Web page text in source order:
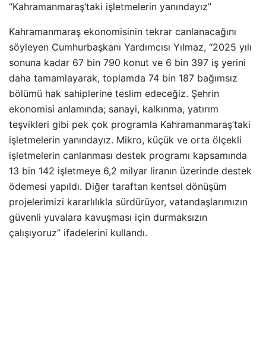
“Kahramanmaraş’taki işletmelerin yanındayız”
Kahramanmaraş ekonomisinin tekrar canlanacağını
söyleyen Cumhurbaşkanı Yardımcısı Yılmaz, “2025 yılı
sonuna kadar 67 bin 790 konut ve 6 bin 397 iş yerini
daha tamamlayarak, toplamda 74 bin 187 bağımsız
bölümü hak sahiplerine teslim edeceğiz. Şehrin
ekonomisi anlamında; sanayi, kalkınma, yatırım
teşvikleri gibi pek çok programla Kahramanmaraş’taki
işletmelerin yanındayız. Mikro, küçük ve orta ölçekli
işletmelerin canlanması destek programı kapsamında
13 bin 142 işletmeye 6,2 milyar liranın üzerinde destek
ödemesi yapıldı. Diğer taraftan kentsel dönüşüm
projelerimizi kararlılıkla sürdürüyor, vatandaşlarımızın
güvenli yuvalara kavuşması için durmaksızın
çalışıyoruz” ifadelerini kullandı.